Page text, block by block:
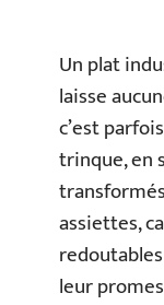
Un plat
laisse
c’est
trinque, en
assiettes,
leur